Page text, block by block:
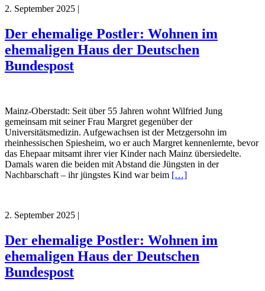
2. September 2025 |
Der ehemalige Postler: Wohnen im
ehemaligen Haus der Deutschen
Bundespost
Mainz-Oberstadt: Seit über 55 Jahren wohnt Wilfried Jung
gemeinsam mit seiner Frau Margret gegenüber der
Universitätsmedizin. Aufgewachsen ist der Metzgersohn im
rheinhessischen Spiesheim, wo er auch Margret kennenlernte, bevor
das Ehepaar mitsamt ihrer vier Kinder nach Mainz übersiedelte.
Damals waren die beiden mit Abstand die Jüngsten in der
Nachbarschaft – ihr jüngstes Kind war beim […]
2. September 2025 |
Der ehemalige Postler: Wohnen im
ehemaligen Haus der Deutschen
Bundespost